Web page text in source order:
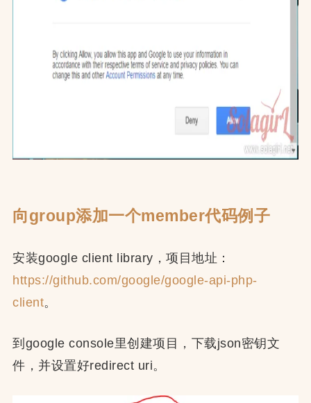
向group添加一个member代码例子
安装google client library，项目地址：
https://github.com/google/google-api-php-
client。
到google console里创建项目，下载json密钥文
件，并设置好redirect uri。